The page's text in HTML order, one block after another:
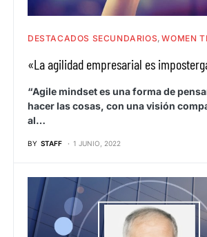
DESTACADOS SECUNDARIOS WOMEN
«La agilidad empresarial es
“Agile mindset es una forma de
hacer las cosas, con una visión
al…
BY STAFF 1 JUNIO, 2022